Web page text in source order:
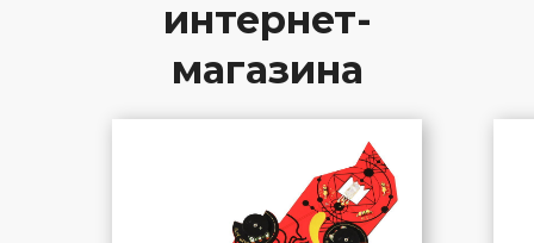
интернет-
магазина